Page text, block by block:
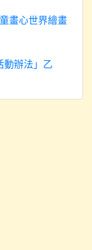
畫心世界繪畫
動辦法」乙